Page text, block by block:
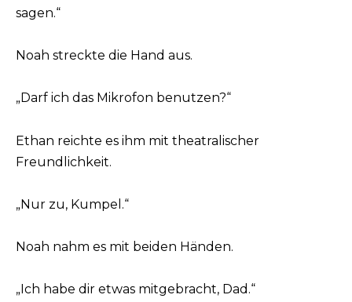
sagen.“
Noah streckte die Hand aus.
„Darf ich das Mikrofon benutzen?“
Ethan reichte es ihm mit theatralischer
Freundlichkeit.
„Nur zu, Kumpel.“
Noah nahm es mit beiden Händen.
„Ich habe dir etwas mitgebracht, Dad.“